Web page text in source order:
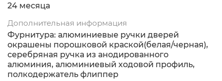
24 месяца
Дополнительная информация
Фурнитура: алюминиевые ручки дверей
окрашены порошковой краской(белая/черная),
серебряная ручка из анодированного
алюминия, алюминиевый ходовой профиль,
полкодержатель флиппер